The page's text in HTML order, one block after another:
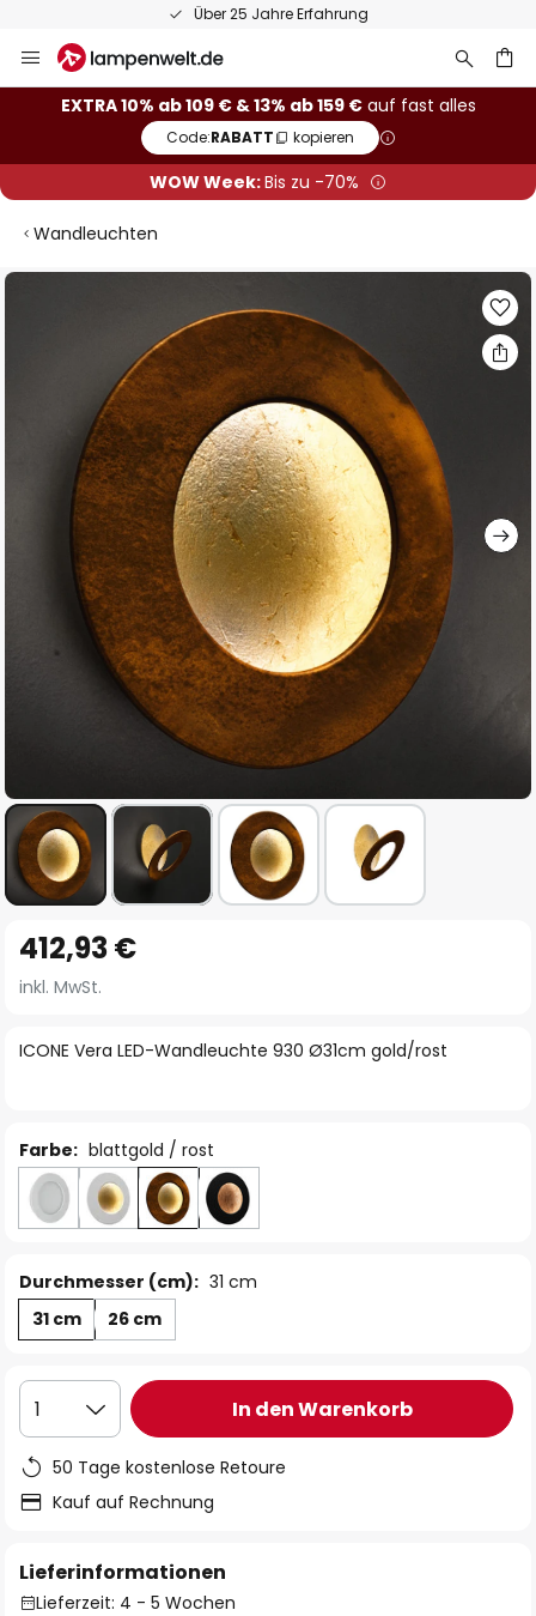
Über 25 Jahre Erfahrung
Inhalt
springen
EXTRA 10% ab 109 € & 13% ab 159 €auf fast alles
Code:RABATT kopieren
WOW Week:Bis zu -70%
Wandleuchten
Zum
Anfang
der
springen
ICONE Vera LED-Wandleuchte 930 Ø31cm gold/rost
412,93 €
inkl. MwSt.
Farbe: blattgold / rost
Durchmesser (cm): 31 cm
31 cm
26 cm
1 In den Warenkorb
50 Tage kostenlose Retoure
Kauf auf Rechnung
Lieferinformationen
Lieferzeit: 4 - 5 Wochen